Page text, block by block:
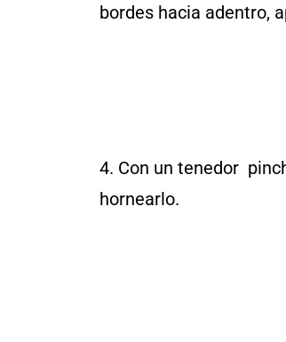
bordes hacia adentro,
4. Con un tenedor
hornearlo.